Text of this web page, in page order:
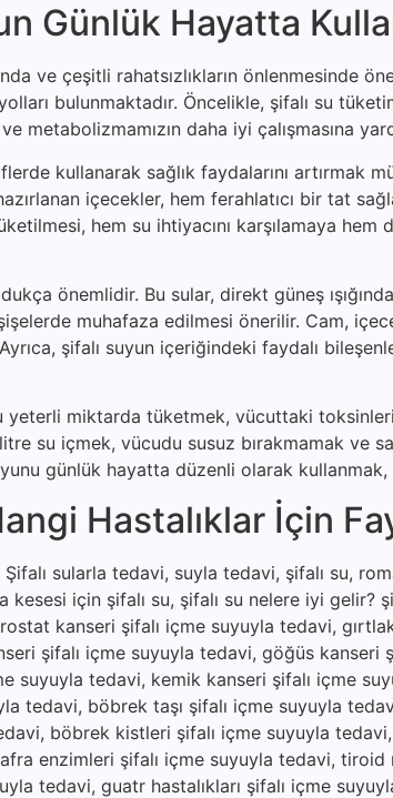
Günlük Hayatta
ve çeşitli rahatsızlıkların önlenmesinde
bulunmaktadır. Öncelikle, şifalı su
metabolizmamızın daha iyi çalışmasına
kullanarak sağlık faydalarını artırmak
içecekler, hem ferahlatıcı bir tat
hem su ihtiyacını karşılamaya hem
önemlidir. Bu sular, direkt güneş
muhafaza edilmesi önerilir. Cam,
şifalı suyun içeriğindeki faydalı
yeterli miktarda tüketmek, vücuttaki
su içmek, vücudu susuz bırakmamak ve
günlük hayatta düzenli olarak kullanmak,
Hastalıklar İçin
sularla tedavi, suyla tedavi, şifalı su,
kesesi için şifalı su, şifalı su nelere iyi
kanseri şifalı içme suyuyla tedavi,
şifalı içme suyuyla tedavi, göğüs kanseri
suyuyla tedavi, kemik kanseri şifalı içme
tedavi, böbrek taşı şifalı içme suyuyla
böbrek kistleri şifalı içme suyuyla
enzimleri şifalı içme suyuyla tedavi, tiroid
tedavi, guatr hastalıkları şifalı içme